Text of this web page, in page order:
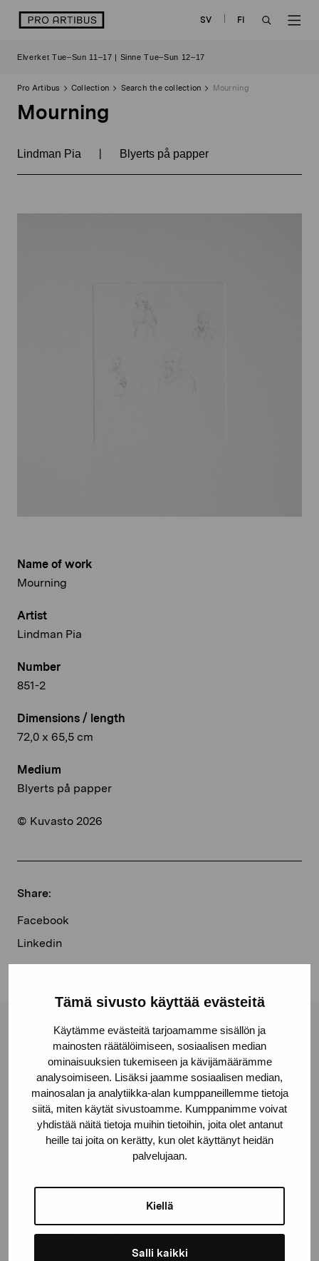
Tämä sivusto käyttää evästeitä
Käytämme evästeitä tarjoamamme sisällön ja
mainosten räätälöimiseen, sosiaalisen median
ominaisuuksien tukemiseen ja kävijämäärämme
analysoimiseen. Lisäksi jaamme sosiaalisen median,
mainosalan ja analytiikka-alan kumppaneillemme tietoja
siitä, miten käytät sivustoamme. Kumppanimme voivat
yhdistää näitä tietoja muihin tietoihin, joita olet antanut
heille tai joita on kerätty, kun olet käyttänyt heidän
palvelujaan.
Kiellä
Salli kaikki
logo SV
FI
Elverket Tue–Sun 11–17 | Sinne Tue–Sun 12–17
Pro Artibus Collection Search the collection Mourning
Mourning
Lindman Pia | Blyerts på papper
Name of work
Mourning
Artist
Lindman Pia
Number
851-2
Dimensions / length
72,0 x 65,5 cm
Medium
Blyerts på papper
© Kuvasto 2026
Share:
Facebook
Linkedin
Pro Artibus Foundation
Gustav Wasas gata 11
10600 Ekenäs
proartibus@proartibus.fi
+358 (0)50 371 6339
Contact us